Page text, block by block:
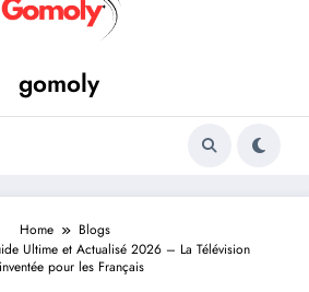
gomoly
Home
Blogs
Ultime et Actualisé 2026 – La Télévision
pour les Français